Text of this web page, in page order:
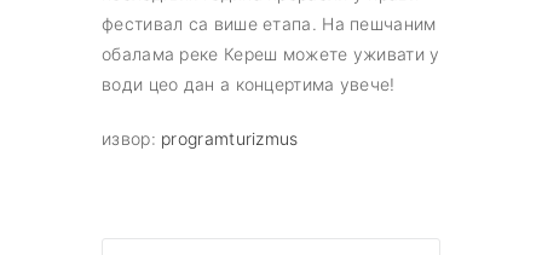
фестивал са више етапа. На пешчаним
обалама реке Кереш можете уживати у
води цео дан a концертима увече!
извор: programturizmus